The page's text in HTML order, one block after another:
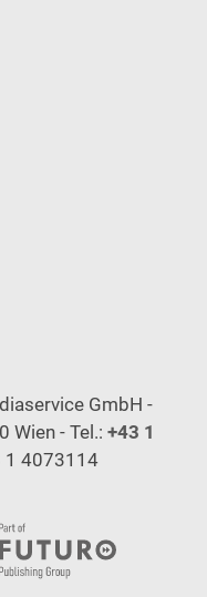
GmbH -
Wien - Tel.: +43 1
1 4073114